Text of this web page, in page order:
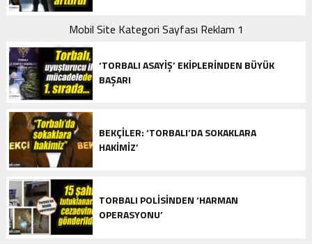
Mobil Site Kategori Sayfası Reklam 1
‘TORBALI ASAYIŞ’ EKIPLERINDEN BÜYÜK
BAŞARI
BEKÇILER: ‘TORBALI’DA SOKAKLARA
HAKIMIZ’
TORBALI POLISINDEN ‘HARMAN
OPERASYONU’